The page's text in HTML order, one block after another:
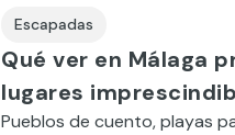
Escapadas
Qué ver en Málaga
lugares
Pueblos de cuento, playas